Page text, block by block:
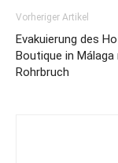
Vorheriger Artikel
Evakuierung des
Boutique in Málaga
Rohrbruch